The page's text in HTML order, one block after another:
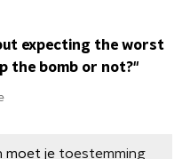
expecting the worst
the bomb or not?"
moet je toestemming